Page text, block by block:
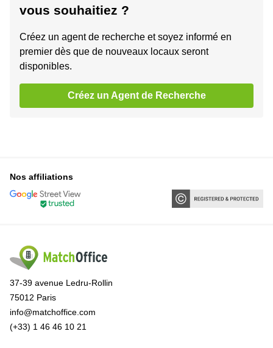
vous souhaitiez ?
Créez un agent de recherche et soyez informé en
premier dès que de nouveaux locaux seront
disponibles.
Créez un Agent de Recherche
Nos affiliations
37-39 avenue Ledru-Rollin
75012 Paris
info@matchoffice.com
(+33) 1 46 46 10 21